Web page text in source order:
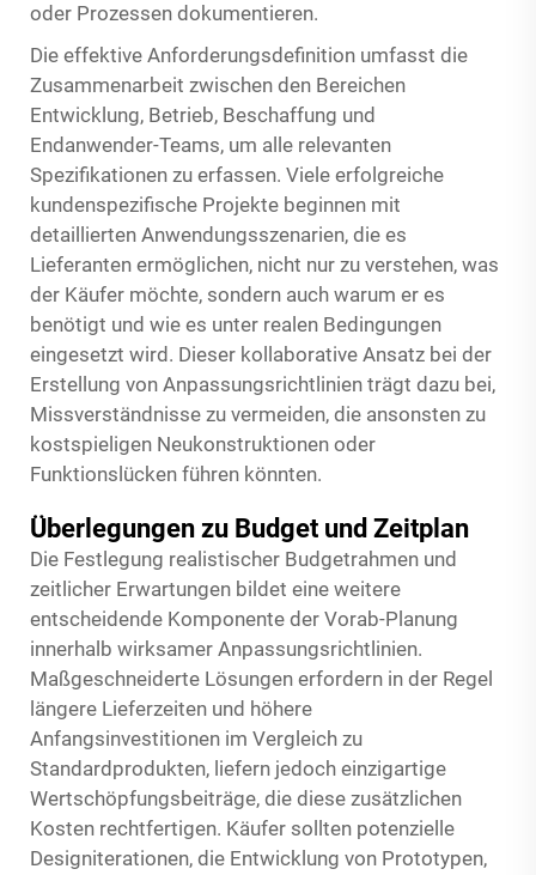
oder Prozessen dokumentieren.
Die effektive Anforderungsdefinition umfasst die
Zusammenarbeit zwischen den Bereichen
Entwicklung, Betrieb, Beschaffung und
Endanwender-Teams, um alle relevanten
Spezifikationen zu erfassen. Viele erfolgreiche
kundenspezifische Projekte beginnen mit
detaillierten Anwendungsszenarien, die es
Lieferanten ermöglichen, nicht nur zu verstehen, was
der Käufer möchte, sondern auch warum er es
benötigt und wie es unter realen Bedingungen
eingesetzt wird. Dieser kollaborative Ansatz bei der
Erstellung von Anpassungsrichtlinien trägt dazu bei,
Missverständnisse zu vermeiden, die ansonsten zu
kostspieligen Neukonstruktionen oder
Funktionslücken führen könnten.
Überlegungen zu Budget und Zeitplan
Die Festlegung realistischer Budgetrahmen und
zeitlicher Erwartungen bildet eine weitere
entscheidende Komponente der Vorab-Planung
innerhalb wirksamer Anpassungsrichtlinien.
Maßgeschneiderte Lösungen erfordern in der Regel
längere Lieferzeiten und höhere
Anfangsinvestitionen im Vergleich zu
Standardprodukten, liefern jedoch einzigartige
Wertschöpfungsbeiträge, die diese zusätzlichen
Kosten rechtfertigen. Käufer sollten potenzielle
Designiterationen, die Entwicklung von Prototypen,